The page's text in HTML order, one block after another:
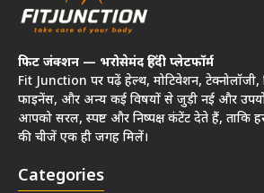
फिट जंक्शन — भरोसेमंद हिंदी प्लेटफॉर्म
Fit Junction पर पढ़ें हेल्थ, मोटिवेशन, टेक्नोलॉजी,
फाइनेंस, और अन्य कई विषयों से जुड़ी नई और
आपको सरल, स्पष्ट और निष्पक्ष कंटेंट देते हैं, ताकि
की चीजें एक ही जगह मिलें।
Categories